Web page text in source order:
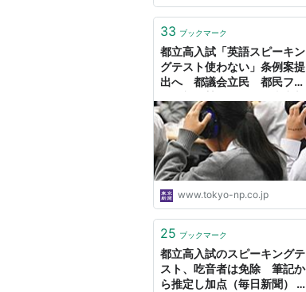
33 ブックマーク
都立高入試「英語スピーキン
グテスト使わない」条例案提
出へ 都議会立民 都民ファ
聞デジタル
www.tokyo-np.co.jp
25 ブックマーク
都立高入試のスピーキングテ
スト、吃音者は免除 筆記か
ら推定し加点（毎日新聞） -